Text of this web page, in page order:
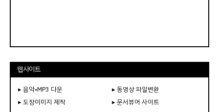
웹사이트
▸ 음악•MP3 다운
▸ 동영상 파일변환
▸ 도장이미지 제작
▸ 문서뷰어 사이트